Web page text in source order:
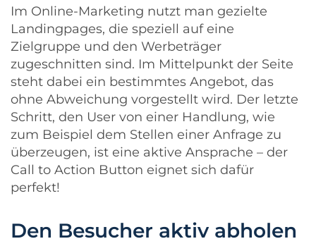
Im Online-Marketing nutzt man gezielte
Landingpages, die speziell auf eine
Zielgruppe und den Werbeträger
zugeschnitten sind. Im Mittelpunkt der Seite
steht dabei ein bestimmtes Angebot, das
ohne Abweichung vorgestellt wird. Der letzte
Schritt, den User von einer Handlung, wie
zum Beispiel dem Stellen einer Anfrage zu
überzeugen, ist eine aktive Ansprache – der
Call to Action Button eignet sich dafür
perfekt!
Den Besucher aktiv abholen